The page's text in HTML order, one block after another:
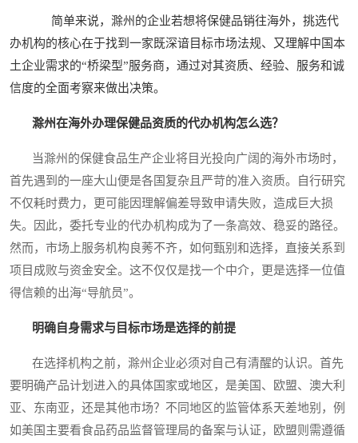
简单来说，滁州的企业若想将保健品销往海外，挑选代
办机构的核心在于找到一家既深谙目标市场法规、又理解中国本
土企业需求的“桥梁型”服务商，通过对其资质、经验、服务和诚
信度的全面考察来做出决策。
滁州在海外办理保健品资质的代办机构怎么选？
当滁州的保健食品生产企业将目光投向广阔的海外市场时，
首先遇到的一座大山便是各国复杂且严苛的准入资质。自行研究
不仅耗时费力，更可能因理解偏差导致申请失败，造成巨大损
失。因此，委托专业的代办机构成为了一条高效、稳妥的路径。
然而，市场上服务机构良莠不齐，如何甄别和选择，直接关系到
项目成败与资金安全。这不仅仅是找一个中介，更是选择一位值
得信赖的出海“导航员”。
明确自身需求与目标市场是选择的前提
在选择机构之前，滁州企业必须对自己有清醒的认识。首先
要明确产品计划进入的具体国家或地区，是美国、欧盟、澳大利
亚、东南亚，还是其他市场？不同地区的监管体系天差地别，例
如美国主要看食品药品监督管理局的备案与认证，欧盟则需遵循